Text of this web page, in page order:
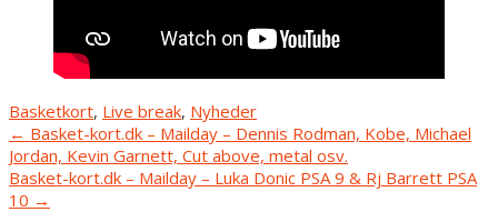
Basketkort, Live break, Nyheder
Post
navigation
← Basket-kort.dk – Mailday – Dennis Rodman, Kobe, Michael
Jordan, Kevin Garnett, Cut above, metal osv.
Basket-kort.dk – Mailday – Luka Donic PSA 9 & Rj Barrett PSA
10 →